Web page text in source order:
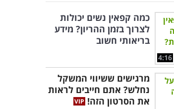
4:16
כמה קפאין נשים יכולות
לצרוך בזמן ההריון? מידע
בריאותי חשוב
מרגישים ששיווי המשקל
נחלש? אתם חייבים לראות
את הסרטון הזה!